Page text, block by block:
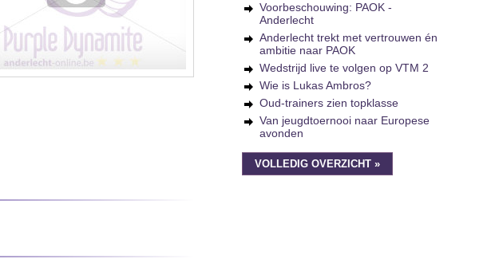
Voorbeschouwing: PAOK -
Anderlecht
Anderlecht trekt met vertrouwen én
ambitie naar PAOK
Wedstrijd live te volgen op VTM 2
Wie is Lukas Ambros?
Oud-trainers zien topklasse
Van jeugdtoernooi naar Europese
avonden
VOLLEDIG OVERZICHT »